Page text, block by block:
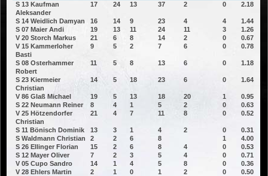
S 13 Kaufman
Aleksander
17 24 13 37 2 0 2.18
S 14 Weidlich Damyan 16 14 9 23 4 4
1.44
S 07 Maier Andi
19 13 11 24 11 3
1.26
V 20 Storch Markus
21 6 8 14 2 0
0.67
V 15 Kammerloher
Basti
9 5 2 7 6 0 0.78
S 08 Osterhammer
Robert
11 5 8 13 6 0 1.18
S 23 Kiermeier
Christian
14 5 18 23 6 0 1.64
V 86 Glaß Michael 19 5 13 18 20 1
0.95
S 22 Neumann Reiner
8 4 1 5 2 0
0.63
V 25 Hötzendorfer
Christian
21 4 7 11 8 0 0.52
S 11 Bönisch Dominik 13 3 1 4 2 0
0.31
S Waldmann Christian
2 2 6 8 1
4.00
S 26 Ellinger Florian
15 2 6 8 4 0
0.53
S 12 Mayer Oliver
7 2 3 5 4 0
0.71
V 05 Cupo Sandro
14 1 4 5 8 0
0.36
V 28 Ehlers Martin
2 1 0 1 2 0
0.50